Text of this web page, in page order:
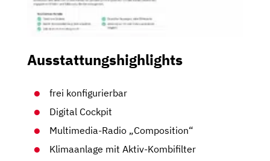
Ausstattungshighlights
frei konfigurierbar
Digital Cockpit
Multimedia-Radio „Composition“
Klimaanlage mit Aktiv-Kombifilter